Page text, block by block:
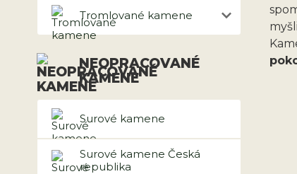
Tromlované kamene
NEOPRACOVANÉ
KAMENE
Surové kamene
Surové kamene Česká
republika